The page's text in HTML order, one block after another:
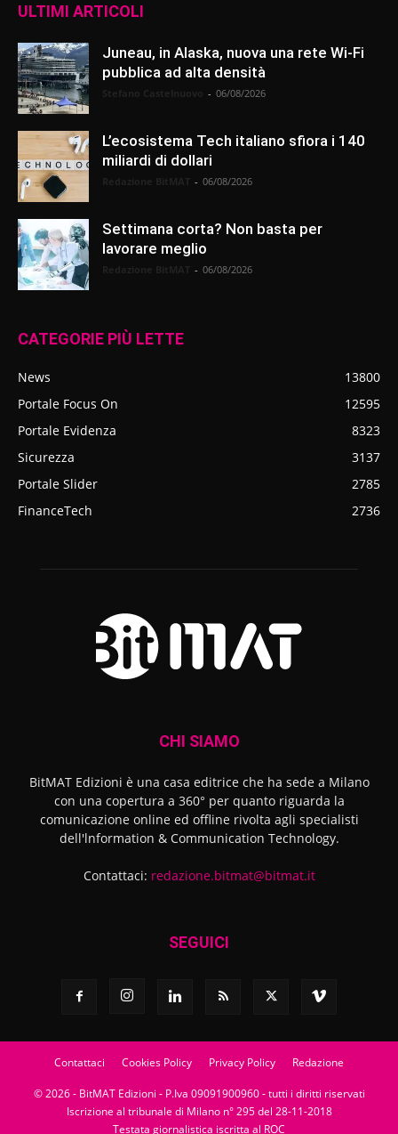
ULTIMI ARTICOLI
Juneau, in Alaska, nuova una rete Wi-Fi
pubblica ad alta densità
- 06/08/2026
L’ecosistema Tech italiano sfiora i 140
miliardi di dollari
- 06/08/2026
Settimana corta? Non basta per
lavorare meglio
- 06/08/2026
CATEGORIE PIÙ LETTE
News
13800
Portale Focus On
12595
Portale Evidenza
8323
Sicurezza
3137
Portale Slider
2785
FinanceTech
2736
CHI SIAMO
BitMAT Edizioni è una casa editrice che ha sede a Milano
con una copertura a 360° per quanto riguarda la
comunicazione online ed offline rivolta agli specialisti
dell'lnformation & Communication Technology.
Contattaci: redazione.bitmat@bitmat.it
SEGUICI
Contattaci Cookies Policy Privacy Policy Redazione
© 2026 - BitMAT Edizioni - P.Iva 09091900960 - tutti i diritti riservati
Iscrizione al tribunale di Milano n° 295 del 28-11-2018
Testata giornalistica iscritta al ROC